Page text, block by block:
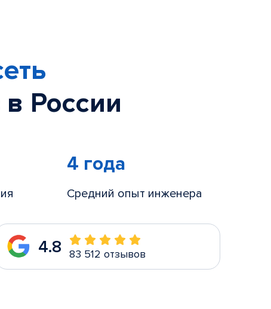
России
4 года
Средний опыт инженера
4.8 83 512 отзывов